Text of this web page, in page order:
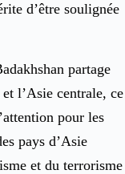
d’être soulignée
partage
l’Asie centrale, ce
pour les
pays d’Asie
et du terrorisme